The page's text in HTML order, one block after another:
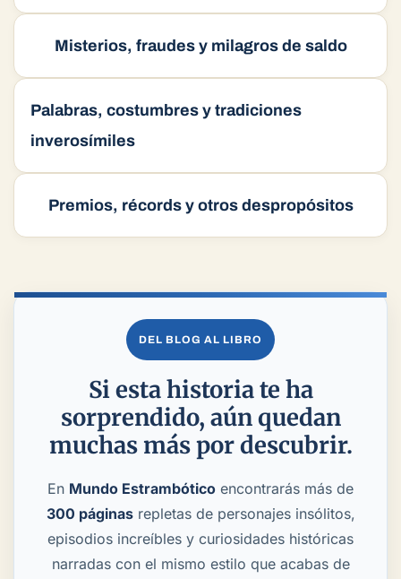
Misterios, fraudes y milagros de saldo
Palabras, costumbres y tradiciones
inverosímiles
Premios, récords y otros despropósitos
DEL BLOG AL LIBRO
Si esta historia te ha
sorprendido, aún quedan
muchas más por descubrir.
En Mundo Estrambótico encontrarás más de
300 páginasrepletas de personajes insólitos,
episodios increíbles y curiosidades históricas
narradas con el mismo estilo que acabas de